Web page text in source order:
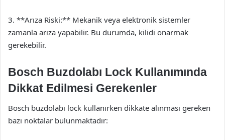
3. **Arıza Riski:** Mekanik veya elektronik sistemler
zamanla arıza yapabilir. Bu durumda, kilidi onarmak
gerekebilir.
Bosch Buzdolabı Lock Kullanımında
Dikkat Edilmesi Gerekenler
Bosch buzdolabı lock kullanırken dikkate alınması gereken
bazı noktalar bulunmaktadır: